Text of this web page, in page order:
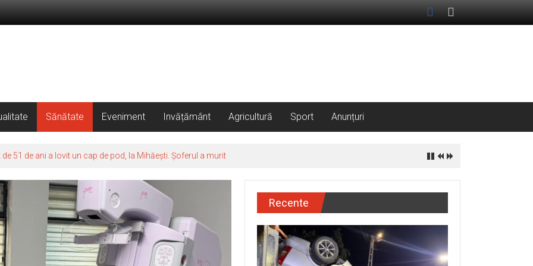
Sănătate Eveniment Invățământ Agricultură Sport Anunțuri
51 de ani a lovit un cap de pod, la Mihăești. Șoferul a murit
Recente